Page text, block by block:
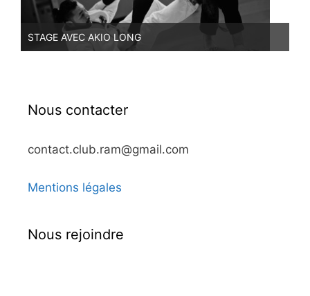
STAGE AVEC AKIO LONG
Nous contacter
contact.club.ram@gmail.com
Mentions légales
Nous rejoindre